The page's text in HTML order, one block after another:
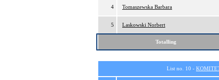
4 Tomaszewska Barbara
5 Laskowski Norbert
Totalling
List no. 10 -